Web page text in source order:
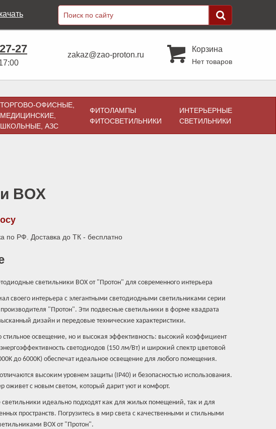
27 zakaz@zao-proton.ru
Корзина
Нет товаров
ТОРГОВО-ОФИСНЫЕ,
МЕДИЦИНСКИЕ,
ШКОЛЬНЫЕ, АЗС
ФИТОЛАМПЫ
ФИТОСВЕТИЛЬНИКИ
ИНТЕРЬЕРНЫЕ
СВЕТИЛЬНИКИ
BOX
по РФ. Доставка до ТК - бесплатно
светильники BOX от "Протон" для современного интерьера
своего интерьера с элегантными светодиодными светильниками серии
производителя "Протон". Эти подвесные светильники в форме квадрата
дизайн и передовые технические характеристики.
стильное освещение, но и высокая эффективность: высокий коэффициент
светодиодов (150 лм/Вт) и широкий спектр цветовой
до 6000K) обеспечат идеальное освещение для любого помещения.
высоким уровнем защиты (IP40) и безопасностью использования.
оживет с новым светом, который дарит уют и комфорт.
светильники идеально подходят как для жилых помещений, так и для
пространств. Погрузитесь в мир света с качественными и стильными
BOX от "Протон".